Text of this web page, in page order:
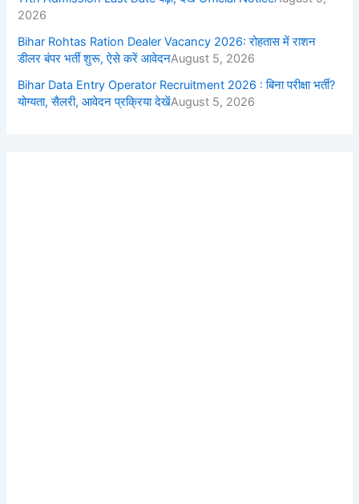
2026
Bihar Rohtas Ration Dealer Vacancy 2026: रोहतास में राशन
डीलर बंपर भर्ती शुरू, ऐसे करें आवेदनAugust 5, 2026
Bihar Data Entry Operator Recruitment 2026 : बिना परीक्षा भर्ती?
योग्यता, सैलरी, आवेदन प्रक्रिया देखेंAugust 5, 2026